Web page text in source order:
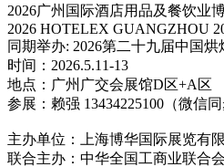
2026广州国际酒店用品及餐饮业
2026 HOTELEX GUANGZHOU
同期举办: 2026第二十九届中国
时间：2026.5.11-13
地点：广州广交会展馆D区+A区
参展：赖强 13434225100（微信同
主办单位：上海博华国际展览有
联合主办：中华全国工商业联合